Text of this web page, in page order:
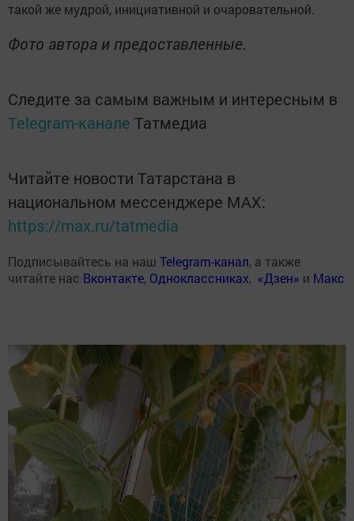
такой же мудрой, инициативной и очаровательной.
Фото автора и предоставленные.
Следите за самым важным и интересным в
Telegram-канале Татмедиа
Читайте новости Татарстана в
национальном мессенджере MАХ:
https://max.ru/tatmedia
Подписывайтесь на наш Telegram-канал, а также
читайте нас Вконтакте, Одноклассниках, «Дзен» и Макс